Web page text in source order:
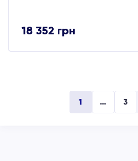
18 352 грн
1 … 3